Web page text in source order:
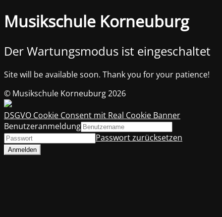
Musikschule Korneuburg
Der Wartungsmodus ist eingeschaltet
Site will be available soon. Thank you for your patience!
© Musikschule Korneuburg 2026
DSGVO Cookie Consent mit Real Cookie Banner
Benutzeranmeldung
Passwort zurücksetzen